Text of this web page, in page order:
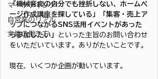
マーケティング
自営業のリアル
女性の働き方
「機械音痴の自分でも挫折しない、ホームペ
ージ作成講座を探している」「集客・売上ア
ップにつながるSNS活用イベントがあった
ら参加したい」
といった主旨のお問い合わせ
をいただいています。ありがたいことです。
現在、いくつか企画が動いています。